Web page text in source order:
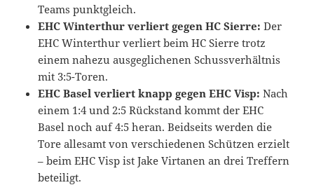
Teams punktgleich.
EHC Winterthur verliert gegen HC Sierre: Der
EHC Winterthur verliert beim HC Sierre trotz
einem nahezu ausgeglichenen Schussverhältnis
mit 3:5-Toren.
EHC Basel verliert knapp gegen EHC Visp:Nach
einem 1:4 und 2:5 Rückstand kommt der EHC
Basel noch auf 4:5 heran. Beidseits werden die
Tore allesamt von verschiedenen Schützen erzielt
– beim EHC Visp ist Jake Virtanen an drei Treffern
beteiligt.